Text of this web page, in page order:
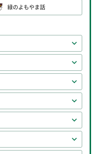
緑のよもやま話